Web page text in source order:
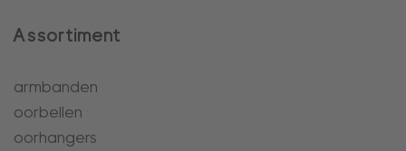
Assortiment
armbanden
oorbellen
oorhangers